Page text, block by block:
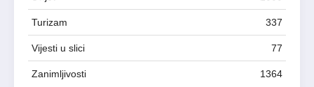
Turizam 337
Vijesti u slici 77
Zanimljivosti 1364